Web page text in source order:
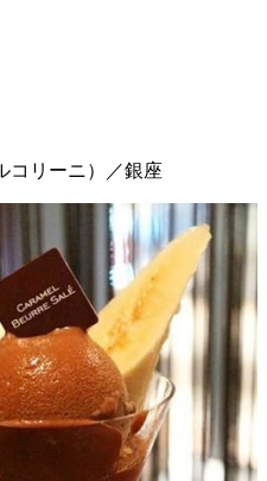
コリーニ）／銀座